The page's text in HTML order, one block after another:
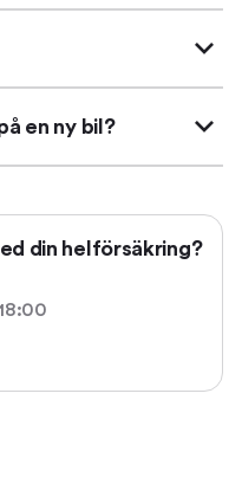
en ny bil?
din helförsäkring?